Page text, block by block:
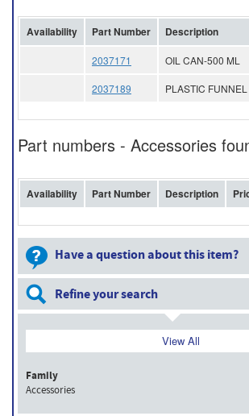
Availability Part Number Description
2037171 OIL CAN-500 ML
2037189 PLASTIC
Part numbers - Accessories
Availability Part Number Description
Have a question about this item?
Refine your search
View All
Family
Accessories